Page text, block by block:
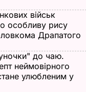
військ
особливу рису
Драпатого
до чаю.
неймовірного
улюбленим у